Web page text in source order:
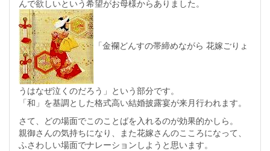
んで欲しいという希望がお母様からありました。
「金襴どんすの帯締めながら 花嫁ごりょ
うはなぜ泣くのだろう」という部分です。
「和」を基調とした格式高い結婚披露宴が来月行われます。
さて、どの場面でこのことばを入れるのが効果的かしら。
親御さんの気持ちになり、また花嫁さんのこころになって、
ふさわしい場面でナレーションしようと思います。